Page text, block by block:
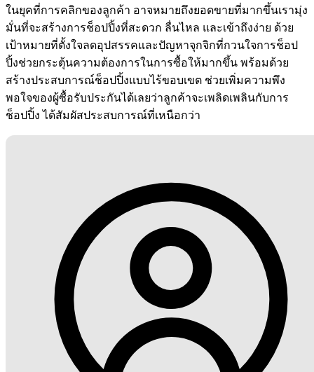
ในยุคที่การคลิกของลูกค้า อาจหมายถึงยอดขายที่มากขึ้นเรามุ่ง
มั่นที่จะสร้างการช็อปปิ้งที่สะดวก ลื่นไหล และเข้าถึงง่าย ด้วย
เป้าหมายที่ตั้งใจลดอุปสรรคและปัญหาจุกจิกที่กวนใจการช็อป
ปิ้งช่วยกระตุ้นความต้องการในการซื้อให้มากขึ้น พร้อมด้วย
สร้างประสบการณ์ช็อปปิ้งแบบไร้ขอบเขต ช่วยเพิ่มความพึง
พอใจของผู้ซื้อรับประกันได้เลยว่าลูกค้าจะเพลิดเพลินกับการ
ช็อปปิ้ง ได้สัมผัสประสบการณ์ที่เหนือกว่า